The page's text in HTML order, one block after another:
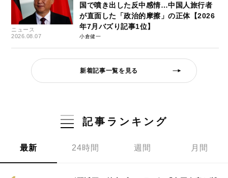
ニュース
2026.08.07
国で噴き出した反中感情…中国人旅行者
が直面した「政治的摩擦」の正体【2026
年7月バズり記事1位】
小倉健一
新着記事一覧を見る
記事ランキング
最新 24時間 週間 月間